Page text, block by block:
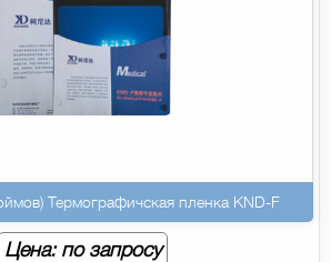
Термографичская пленка KND-F
Цена: по запросу